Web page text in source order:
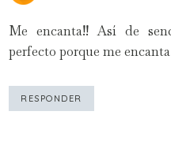
Me encanta!! Así de
perfecto porque me
RESPONDER